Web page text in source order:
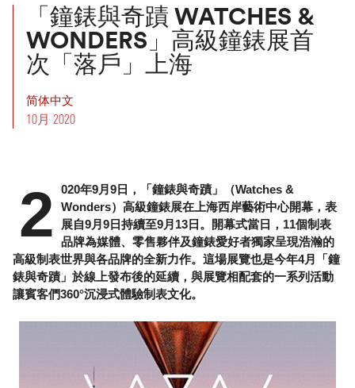
「鐘錶與奇蹟 WATCHES &
WONDERS」高級鐘錶展首
次「落戶」上海
简体中文
10月 2020
2
020年9月9日，「鐘錶與奇蹟」（Watches &
Wonders）高級鐘錶展在上海西岸藝術中心開幕，表
展自9月9日持續至9月13日。開幕式當日，11個制表
品牌為媒體、零售夥伴及鐘錶愛好者獨家呈現浩瀚的
高級制表世界與各品牌的全新力作。這場展覽也是今年4月「鐘
錶與奇蹟」於線上發布後的延續，與展覽相配套的一系列活動
讓賓客們360°沉浸式體驗制表文化。